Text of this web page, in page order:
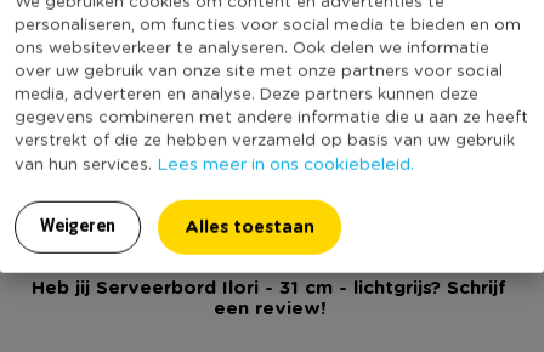
personaliseren, om functies voor social media te bieden en om
ons websiteverkeer te analyseren. Ook delen we informatie
over uw gebruik van onze site met onze partners voor social
media, adverteren en analyse. Deze partners kunnen deze
gegevens combineren met andere informatie die u aan ze heeft
verstrekt of die ze hebben verzameld op basis van uw gebruik
van hun services. Lees meer in ons cookiebeleid.
Weigeren Alles toestaan
* Subtiel design
* Diameter: 31 cm
* Ook zeer geschikt als decoratieve schaal
* Gemaakt van porselein
* Geschikt voor vaatwasser, oven en magnetron
Vorm
Rond
Met print
Nee
Vaatwasmachine bestendig
Ja
Duurzaamheidsscore
(Nog) geen score
bekend
Heb jij Serveerbord Ilori - 31 cm - lichtgrijs? Schrijf
een review!